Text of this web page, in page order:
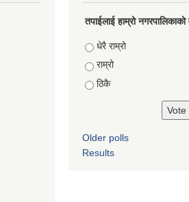
तपाईलाई हाम्रो
Choices
धेरै राम्रो
राम्रो
ठिकै
Older polls
Results